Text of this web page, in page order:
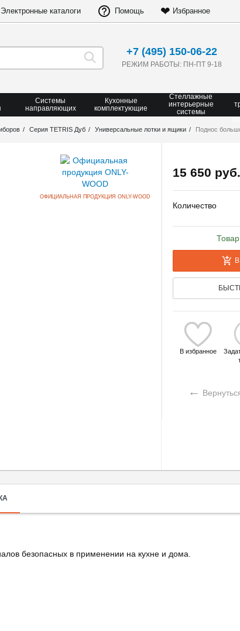
Электронные каталоги Помощь ❤ Избранное
+7 (495) 150-06-22
РЕЖИМ РАБОТЫ: ПН-ПТ 9-18
Системы
направляющих
Кухонные
комплектующие
Стеллажные
интерьерные
системы
Серия TETRIS Дуб Универсальные лотки и ящики Поднос
ОФИЦИАЛЬНАЯ ПРОДУКЦИЯ ONLY-WOOD
15 650 руб.
Количество
В избранное
←
безопасных в применении на кухне и дома.